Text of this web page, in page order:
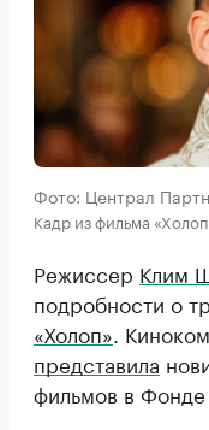
Фото: Централ
Кадр из фильма
Режиссер Клим
подробности о
«Холоп» .
представила
фильмов в Фонде